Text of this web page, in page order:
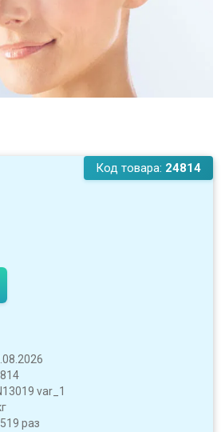
Код товара: 24814
var_1
раз